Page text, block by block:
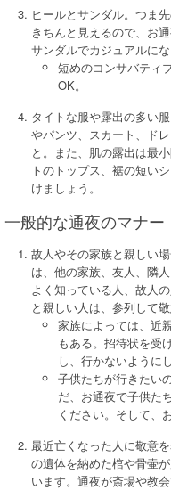
ヒールとサンダル。つま
きちんと見えるので、お
サンダルでカジュアルに
短めのコンサバティ
OK。
タイトな服や露出の多い
やパンツ、スカート、ド
と。また、肌の露出は最
トのトップス、裾の短い
けましょう。
一般的な通夜のマナー
故人やその家族と親しい
は、他の家族、友人、隣
よく知っている人、故人
と親しい人は、参列して
家族によっては、近
もある。招待状を受
し、行かないように
子供たちが行きたい
だ、お通夜で子供た
ください。そして、
最近亡くなった人に敬意
の遺体を納めた棺や骨壷
います。通夜が斎場や教